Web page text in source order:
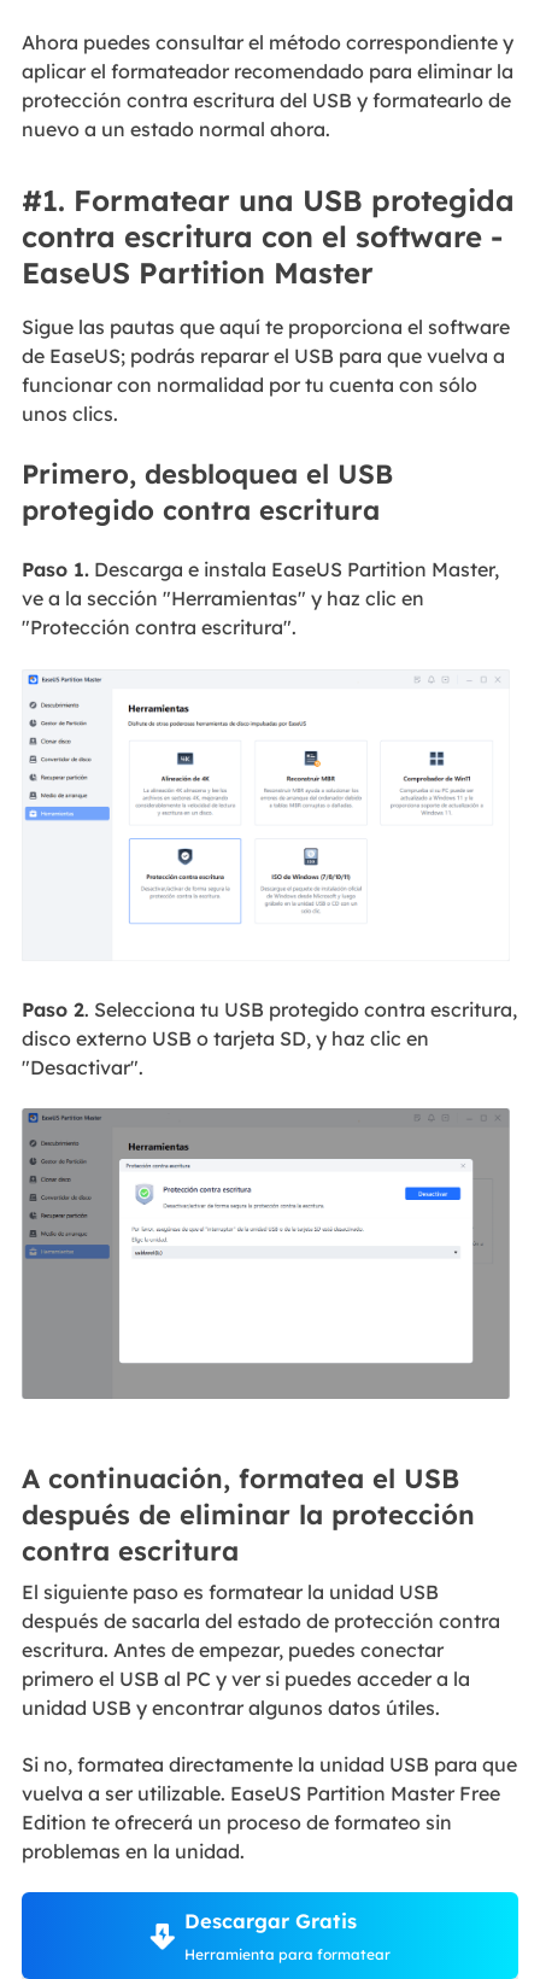
Ahora puedes consultar el método correspondiente y
aplicar el formateador recomendado para eliminar la
protección contra escritura del USB y formatearlo de
nuevo a un estado normal ahora.
#1. Formatear una USB protegida
contra escritura con el software -
EaseUS Partition Master
Sigue las pautas que aquí te proporciona el software
de EaseUS; podrás reparar el USB para que vuelva a
funcionar con normalidad por tu cuenta con sólo
unos clics.
Primero, desbloquea el USB
protegido contra escritura
Paso 1.Descarga e instala EaseUS Partition Master,
ve a la sección "Herramientas" y haz clic en
"Protección contra escritura".
Paso 2. Selecciona tu USB protegido contra escritura,
disco externo USB o tarjeta SD, y haz clic en
"Desactivar".
A continuación, formatea el USB
después de eliminar la protección
contra escritura
El siguiente paso es formatear la unidad USB
después de sacarla del estado de protección contra
escritura. Antes de empezar, puedes conectar
primero el USB al PC y ver si puedes acceder a la
unidad USB y encontrar algunos datos útiles.
Si no, formatea directamente la unidad USB para que
vuelva a ser utilizable. EaseUS Partition Master Free
Edition te ofrecerá un proceso de formateo sin
problemas en la unidad.
Descargar Gratis
Herramienta para formatear